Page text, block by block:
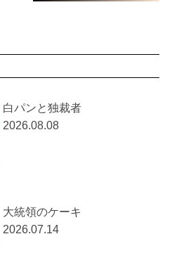
白パンと独裁者
2026.08.08
大統領のケーキ
2026.07.14